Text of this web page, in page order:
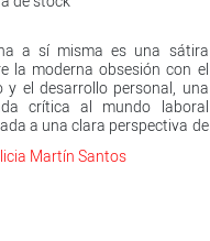
a sí misma es una sátira
la moderna obsesión con el
y el desarrollo personal, una
crítica al mundo laboral
a una clara perspectiva de
conviven el costumbrismo y
Martín Santos